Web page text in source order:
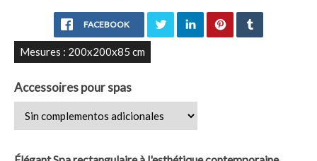
FACEBOOK
Mesures : 200x200x85 cm
Accessoires pour spas